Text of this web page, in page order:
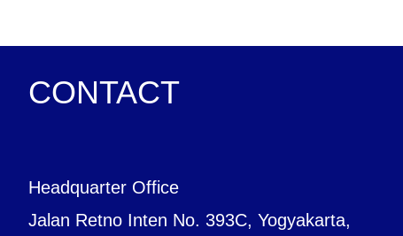
CONTACT
Headquarter Office
Jalan Retno Inten No. 393C, Yogyakarta,